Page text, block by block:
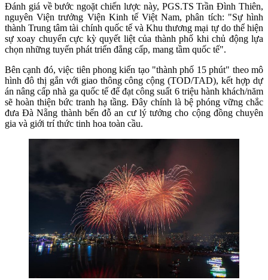
Đánh giá về bước ngoặt chiến lược này, PGS.TS Trần Đình Thiên,
nguyên Viện trưởng Viện Kinh tế Việt Nam, phân tích: "Sự hình
thành Trung tâm tài chính quốc tế và Khu thương mại tự do thể hiện
sự xoay chuyển cực kỳ quyết liệt của thành phố khi chủ động lựa
chọn những tuyến phát triển đẳng cấp, mang tầm quốc tế".
Bên cạnh đó, việc tiên phong kiến tạo "thành phố 15 phút" theo mô
hình đô thị gắn với giao thông công cộng (TOD/TAD), kết hợp dự
án nâng cấp nhà ga quốc tế để đạt công suất 6 triệu hành khách/năm
sẽ hoàn thiện bức tranh hạ tầng. Đây chính là bệ phóng vững chắc
đưa Đà Nẵng thành bến đỗ an cư lý tưởng cho cộng đồng chuyên
gia và giới trí thức tinh hoa toàn cầu.